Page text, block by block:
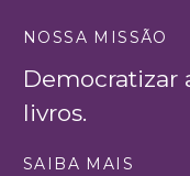
NOSSA MISSÃO
Democratizar
livros.
SAIBA MAIS